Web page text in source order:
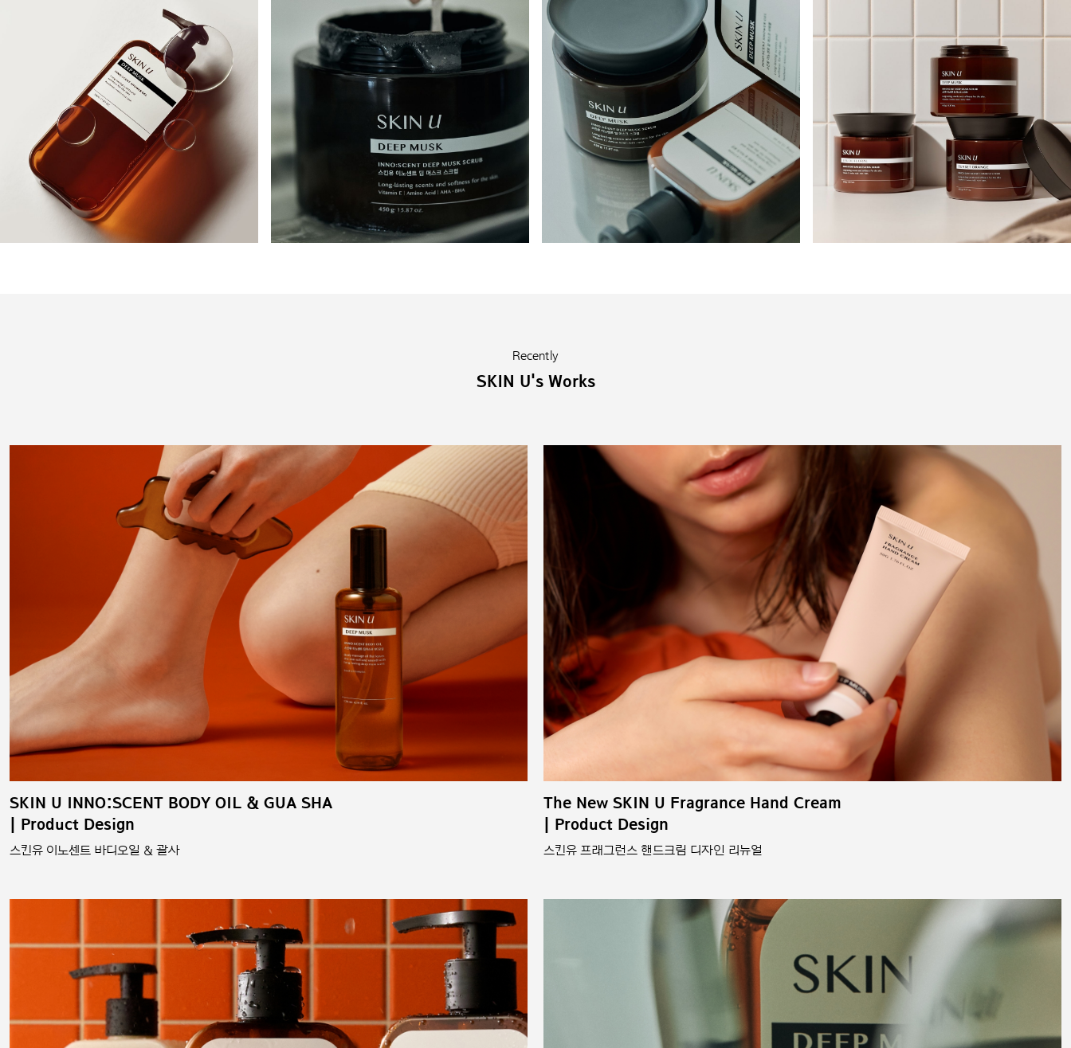
Recently
SKIN U's Works
SKIN U INNO:SCENT BODY OIL & GUA SHA
| Product Design
스킨유 이노센트 바디오일 & 괄사
The New SKIN U Fragrance Hand Cream
| Product Design
스킨유 프래그런스 핸드크림 디자인 리뉴얼